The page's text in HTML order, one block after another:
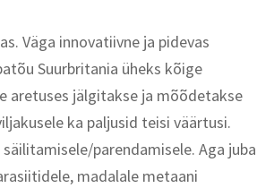
Väga innovatiivne ja pidevas
Suurbritania üheks kõige
aretuses jälgitakse ja mõõdetakse
ka paljusid teisi väärtusi.
parendamisele. Aga juba
madalale metaani